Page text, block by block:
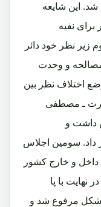
شد. این شایعه
نفیه
زیر نظر خود دائر
و وحدت
اختلاف نظر بین
ـ مصطفی
داشت و
داد. سومین اجلاس
داخل و خارج کشور
نهایت با پا
مشکل مرفوع شد و